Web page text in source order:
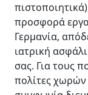
προσφορά
Γερμανία,
ιατρική
σας. Για τους
πολίτες χωρών